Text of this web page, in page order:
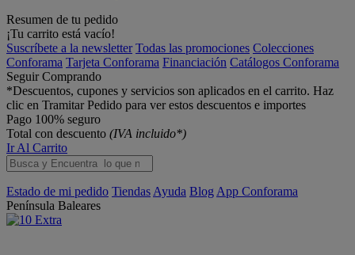
Resumen de tu pedido
¡Tu carrito está vacío!
Suscríbete a la newsletter Todas las promociones Colecciones
Conforama Tarjeta Conforama Financiación Catálogos Conforama
Seguir Comprando
*Descuentos, cupones y servicios son aplicados en el carrito. Haz
clic en Tramitar Pedido para ver estos descuentos e importes
Pago 100% seguro
Total con descuento (IVA incluido*)
Ir Al Carrito
Estado de mi pedido Tiendas Ayuda Blog App Conforama
Península Baleares